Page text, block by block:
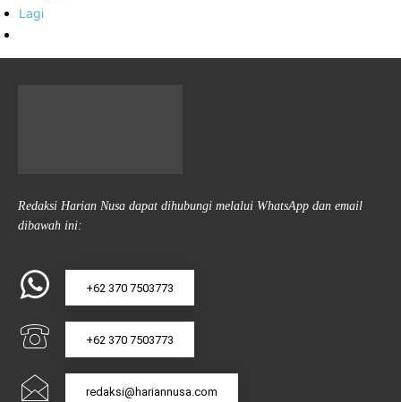
Lagi
Redaksi Harian Nusa dapat dihubungi melalui WhatsApp dan email
dibawah ini:
+62 370 7503773
+62 370 7503773
redaksi@hariannusa.com